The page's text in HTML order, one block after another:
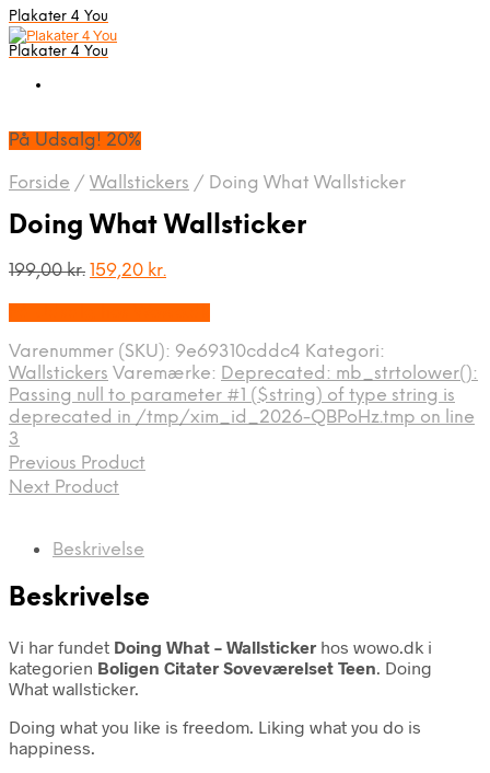
Plakater 4 You
Plakater 4 You
På Udsalg! 20%
Forside / Wallstickers / Doing What Wallsticker
Doing What Wallsticker
199,00kr. Den
199,00 kr..
159,20 kr.Den
159,20 kr..
Varenummer (SKU): 9e69310cddc4 Kategori:
Wallstickers Varemærke: Deprecated: mb_strtolower():
Passing null to parameter #1 ($string) of type string is
deprecated in /tmp/xim_id_2026-QBPoHz.tmp on line
3
Previous Product
Next Product
Beskrivelse
Beskrivelse
Vi har fundet Doing What – Wallsticker hos wowo.dk i
kategorien Boligen Citater Soveværelset Teen. Doing
What wallsticker.
Doing what you like is freedom. Liking what you do is
happiness.